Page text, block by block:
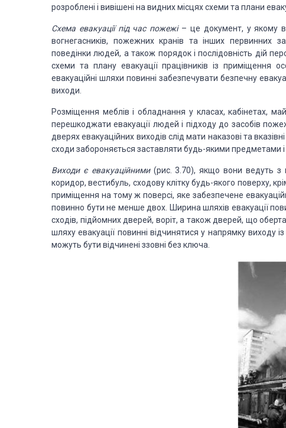
розроблені і вивішені на видних місцях схеми та плани
Схема евакуації під час пожежі– це документ, у якому
вогнегасників, пожежних кранів та інших первинних
поведінки людей, а також порядок і послідовність дій
схеми та плану евакуації працівників із приміщення
евакуаційні шляхи повинні забезпечувати безпечну
виходи.
Розміщення меблів і обладнання у класах, кабінетах,
перешкоджати евакуації людей і підходу до засобів
дверях евакуаційних виходів слід мати наказові та
сходи забороняється заставляти будь-якими предметами
Виходи є евакуаційними(рис. 3.70), якщо вони ведуть з
коридор, вестибуль, сходову клітку будь-якого поверху,
приміщення на тому ж поверсі, яке забезпечене
повинно бути не менше двох. Ширина шляхів евакуації
сходів, підйомних дверей, воріт, а також дверей, що
шляху евакуації повинні відчинятися у напрямку виходу
можуть бути відчинені ззовні без ключа.